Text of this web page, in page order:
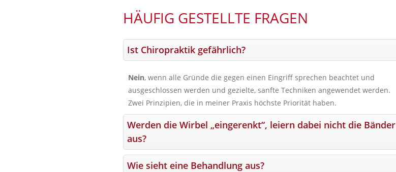
HÄUFIG GESTELLTE FRAGEN
Ist Chiropraktik gefährlich?
Nein, wenn alle Gründe die gegen einen Eingriff sprechen beachtet und
ausgeschlossen werden und gezielte, sanfte Techniken angewendet werden.
Zwei Prinzipien, die in meiner Praxis höchste Priorität haben.
Werden die Wirbel „eingerenkt“, leiern dabei nicht die Bänder
aus?
Wie sieht eine Behandlung aus?